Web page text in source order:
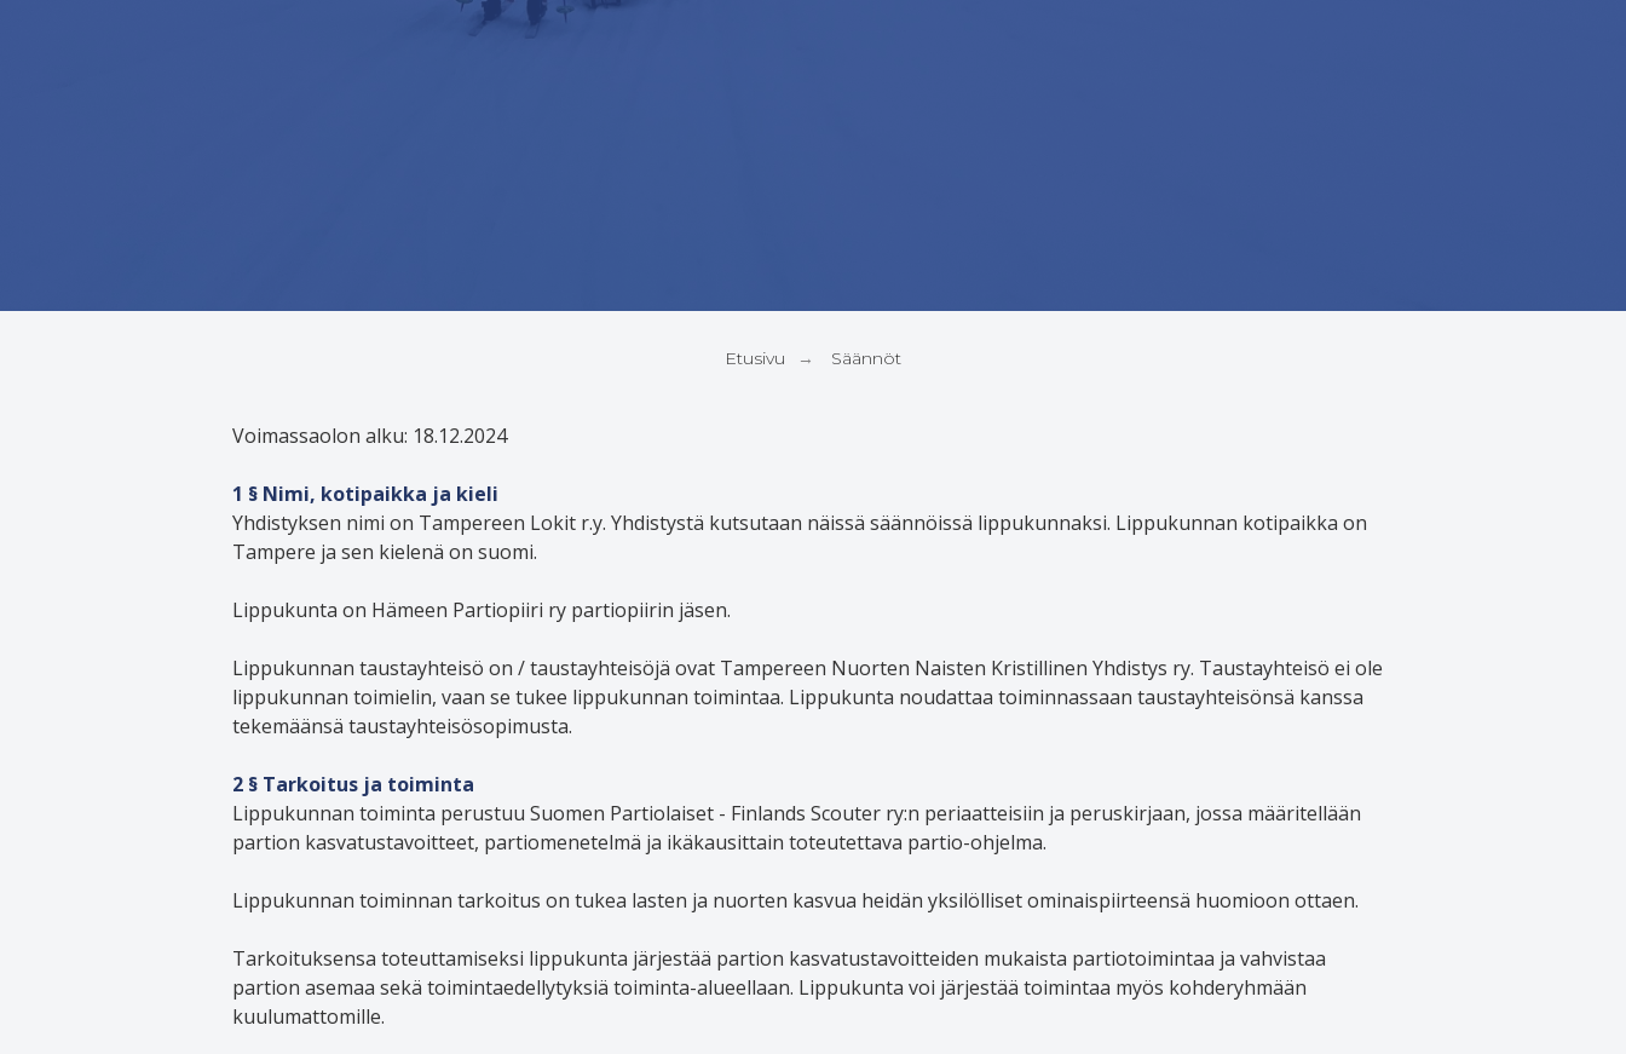
Etusivu → Säännöt
Voimassaolon alku: 18.12.2024
1 § Nimi, kotipaikka ja kieli
Yhdistyksen nimi on Tampereen Lokit r.y. Yhdistystä kutsutaan näissä säännöissä lippukunnaksi. Lippukunnan kotipaikka on
Tampere ja sen kielenä on suomi.
Lippukunta on Hämeen Partiopiiri ry partiopiirin jäsen.
Lippukunnan taustayhteisö on / taustayhteisöjä ovat Tampereen Nuorten Naisten Kristillinen Yhdistys ry. Taustayhteisö ei ole
lippukunnan toimielin, vaan se tukee lippukunnan toimintaa. Lippukunta noudattaa toiminnassaan taustayhteisönsä kanssa
tekemäänsä taustayhteisösopimusta.
2 § Tarkoitus ja toiminta
Lippukunnan toiminta perustuu Suomen Partiolaiset - Finlands Scouter ry:n periaatteisiin ja peruskirjaan, jossa määritellään
partion kasvatustavoitteet, partiomenetelmä ja ikäkausittain toteutettava partio-ohjelma.
Lippukunnan toiminnan tarkoitus on tukea lasten ja nuorten kasvua heidän yksilölliset ominaispiirteensä huomioon ottaen.
Tarkoituksensa toteuttamiseksi lippukunta järjestää partion kasvatustavoitteiden mukaista partiotoimintaa ja vahvistaa
partion asemaa sekä toimintaedellytyksiä toiminta-alueellaan. Lippukunta voi järjestää toimintaa myös kohderyhmään
kuulumattomille.